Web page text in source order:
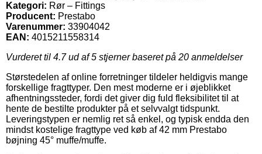
Kategori: Rør – Fittings
Producent: Prestabo
Varenummer: 33904042
EAN: 4015211558314
Vurderet til 4.7ud af 5 stjerner baseret på 20 anmeldelser
Størstedelen af online forretninger tildeler heldigvis mange
forskellige fragttyper. Den mest moderne er i øjeblikket
afhentningssteder, fordi det giver dig fuld fleksibilitet til at
hente de bestilte produkter på et selvvalgt tidspunkt.
Leveringstypen er nemlig ret så enkel, og typisk endda den
mindst kostelige fragttype ved køb af 42 mm Prestabo
bøjning 45° muffe/muffe.